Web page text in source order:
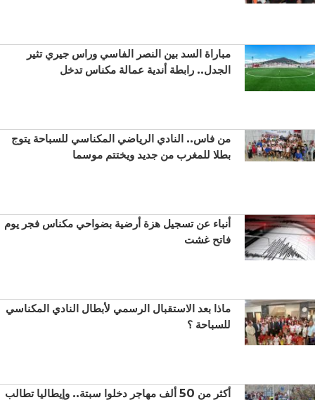
مباراة السد بين النصر الفاسي وراس جيري تثير
الجدل.. رابطة أندية عمالة مكناس تدخل
من فاس.. النادي الرياضي المكناسي للسباحة يتوج
بطلا للمغرب من جديد ويختتم موسما
أنباء عن تسجيل هزة أرضية بضواحي مكناس فجر يوم
فاتح غشت
ماذا بعد الاستقبال الرسمي لأبطال النادي المكناسي
للسباحة ؟
أكثر من 50 ألف مهاجر دخلوا سبتة.. وإيطاليا تطالب